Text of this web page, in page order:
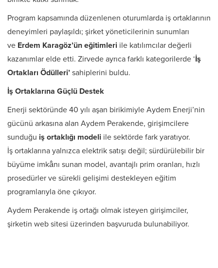
Program kapsamında düzenlenen oturumlarda iş ortaklarının
deneyimleri paylaşıldı; şirket yöneticilerinin sunumları
ve Erdem Karagöz’ün eğitimleri ile katılımcılar değerli
kazanımlar elde etti. Zirvede ayrıca farklı kategorilerde ‘İş
Ortakları Ödülleri’ sahiplerini buldu.
İş Ortaklarına Güçlü Destek
Enerji sektöründe 40 yılı aşan birikimiyle Aydem Enerji’nin
gücünü arkasına alan Aydem Perakende, girişimcilere
sunduğu iş ortaklığı modeli ile sektörde fark yaratıyor.
İş ortaklarına yalnızca elektrik satışı değil; sürdürülebilir bir
büyüme imkânı sunan model, avantajlı prim oranları, hızlı
prosedürler ve sürekli gelişimi destekleyen eğitim
programlarıyla öne çıkıyor.
Aydem Perakende iş ortağı olmak isteyen girişimciler,
şirketin web sitesi üzerinden başvuruda bulunabiliyor.